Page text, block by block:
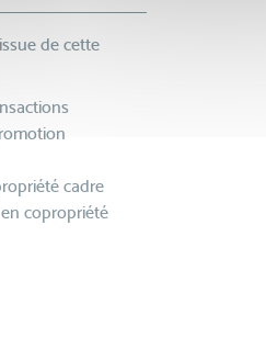
de cette
cadre
copropriété